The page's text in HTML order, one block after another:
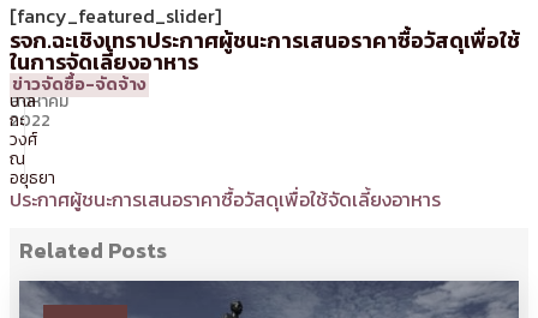
[fancy_featured_slider]
รจก.ฉะเชิงเทราประกาศผู้ชนะการเสนอราคาซื้อวัสดุเพื่อใช้
ในการจัดเลี้ยงอาหาร
3
สิงหาคม
2022
11:18 น.
โดย
นเรศ
ปาล
กะ
วงศ์
ณ
อยุธยา
ข่าวจัดซื้อ-จัดจ้าง
ประกาศผู้ชนะการเสนอราคาซื้อวัสดุเพื่อใช้จัดเลี้ยงอาหาร
Related Posts